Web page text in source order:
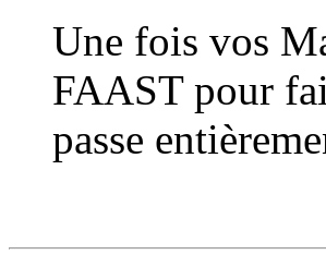
Une fois vos
FAAST pour
passe